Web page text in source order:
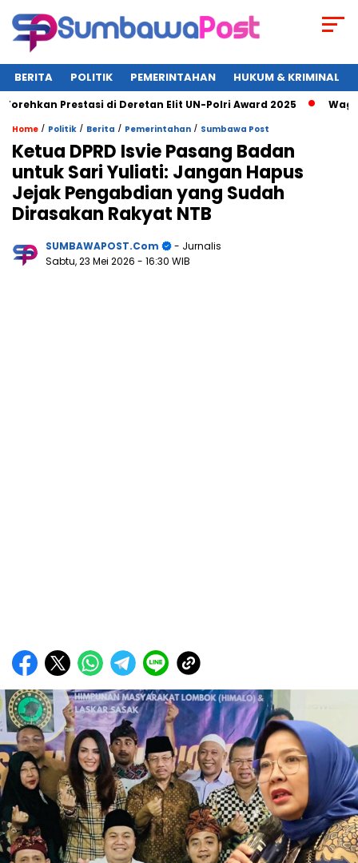
BERITA POLITIK PEMERINTAHAN HUKUM & KRIMINAL
Prestasi di Deretan Elit UN-Polri Award 2025 Wagub
Home / Politik / Berita / Pemerintahan / Sumbawa Post
Ketua DPRD Isvie Pasang Badan
untuk Sari Yuliati: Jangan Hapus
Jejak Pengabdian yang Sudah
Dirasakan Rakyat NTB
SUMBAWAPOST.com
- Jurnalis
Sabtu, 23 Mei 2026 - 16:30 WIB